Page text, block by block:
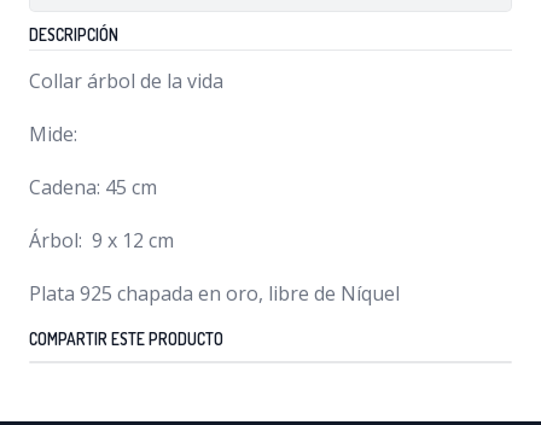
DESCRIPCIÓN
Collar árbol de la vida
Mide:
Cadena: 45 cm
Árbol: 9 x 12 cm
Plata 925 chapada en oro, libre de Níquel
COMPARTIR ESTE PRODUCTO